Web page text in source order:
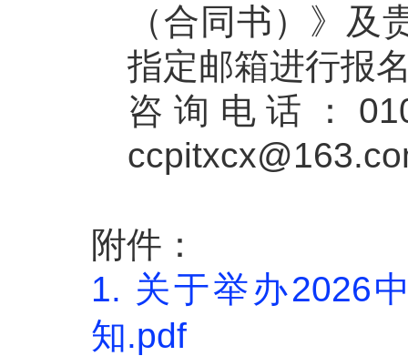
（合同书）》
指定邮箱进行报
咨询电话：
附件：
1. 关于举办2026
知.pdf